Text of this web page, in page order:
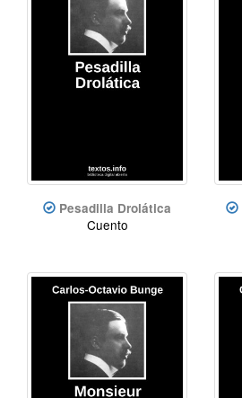
Pesadilla Drolática
Cuento